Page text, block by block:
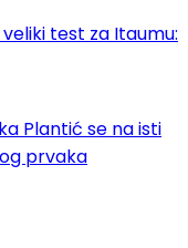
test za Itaumu:
Plantić se na isti
prvaka